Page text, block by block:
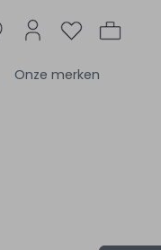
Onze merken